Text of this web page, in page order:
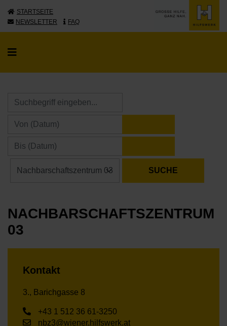
STARTSEITE
NEWSLETTER
FAQ
NACHBARSCHAFTSZENTRUM
03
Kontakt
3., Barichgasse 8
+43 1 512 36 61-3250
nbz3@wiener.hilfswerk.at